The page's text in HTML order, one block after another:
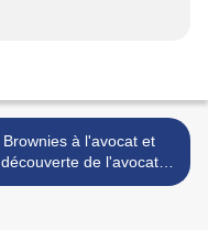
Brownies à l'avocat et
découverte de l'avocat
Hass du Pérou >